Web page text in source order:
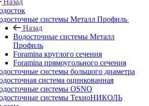
Назад
системы Металл Профиль
Назад
Водосточные системы Металл
Профиль
Foramina круглого сечения
Foramina прямоугольного сечения
системы большого диаметра
система оцинкованная
системы OSNO
системы ТехноНИКОЛЬ